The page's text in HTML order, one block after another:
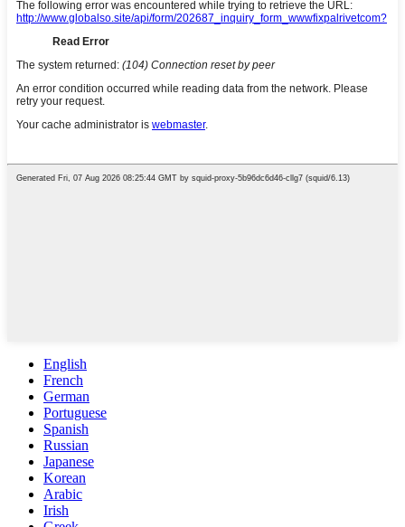
English
French
German
Portuguese
Spanish
Russian
Japanese
Korean
Arabic
Irish